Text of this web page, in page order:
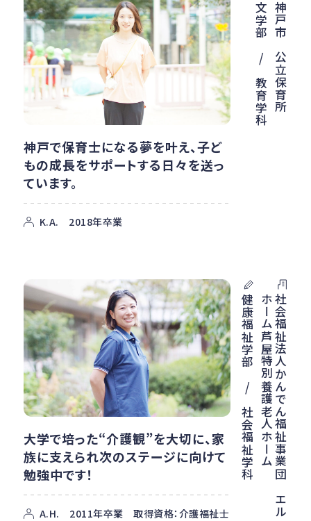
神戸で保育士になる夢を叶え、子ど
もの成長をサポートする日々を送っ
ています。
K.A. 2018年卒業
神戸市 公立保育所
文学部 / 教育学科
大学で培った“介護観”を大切に、家
族に支えられ次のステージに向けて
勉強中です！
A.H. 2011年卒業 取得資格：介護福祉士 社
会
福
祉
法
人
か
ん
で
ん
福
祉
事
業
団
エ
ル
ホ
ー
ム
芦
屋
特
別
養
護
老
人
ホ
ー
ム
健康福祉学部 / 社会福祉学科